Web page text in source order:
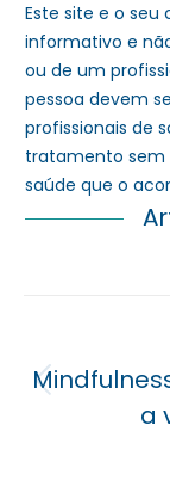
Este site e o
informativo e
ou de um
pessoa devem
profissionais de
tratamento sem
saúde que o
a